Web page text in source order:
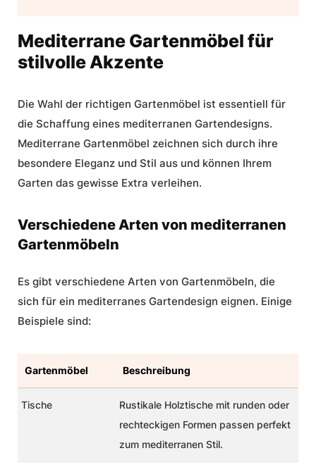
Mediterrane Gartenmöbel für
stilvolle Akzente
Die Wahl der richtigen Gartenmöbel ist essentiell für
die Schaffung eines mediterranen Gartendesigns.
Mediterrane Gartenmöbel zeichnen sich durch ihre
besondere Eleganz und Stil aus und können Ihrem
Garten das gewisse Extra verleihen.
Verschiedene Arten von mediterranen
Gartenmöbeln
Es gibt verschiedene Arten von Gartenmöbeln, die
sich für ein mediterranes Gartendesign eignen. Einige
Beispiele sind:
Gartenmöbel Beschreibung
Tische
Rustikale Holztische mit runden oder
rechteckigen Formen passen perfekt
zum mediterranen Stil.